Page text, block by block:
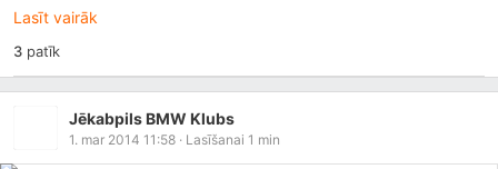
Lasīt vairāk
3patīk
Jēkabpils BMW Klubs
1. mar 2014 11:58 · Lasīšanai 1 min